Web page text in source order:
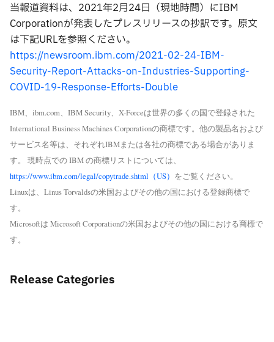
当報道資料は、2021年2月24日（現地時間）にIBM
Corporationが発表したプレスリリースの抄訳です。原文
は下記URLを参照ください。
https://newsroom.ibm.com/2021-02-24-IBM-
Security-Report-Attacks-on-Industries-Supporting-
COVID-19-Response-Efforts-Double
IBM、ibm.com、IBM Security、X-Forceは世界の多くの国で登録された
International Business Machines Corporationの商標です。他の製品名および
サービス名等は、それぞれIBMまたは各社の商標である場合がありま
す。 現時点での IBM の商標リストについては、
https://www.ibm.com/legal/copytrade.shtml（US） をご覧ください。
Linuxは、Linus Torvaldsの米国およびその他の国における登録商標で
す。
Microsoftは Microsoft Corporationの米国およびその他の国における商標で
す。
Release Categories